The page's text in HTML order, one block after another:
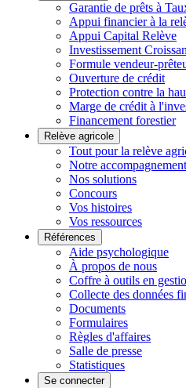
Garantie de prêts à
Appui financier à la
Appui Capital Relève
Investissement
Formule vendeur-
Ouverture de crédit
Protection contre la
Marge de crédit à
Financement forestier
Relève agricole
Tout pour la relève
Notre accompagnement
Nos solutions
Concours
Vos histoires
Vos ressources
Références
Aide psychologique
À propos de nous
Coffre à outils en
Collecte des données
Documents
Formulaires
Règles d'affaires
Salle de presse
Statistiques
Se connecter